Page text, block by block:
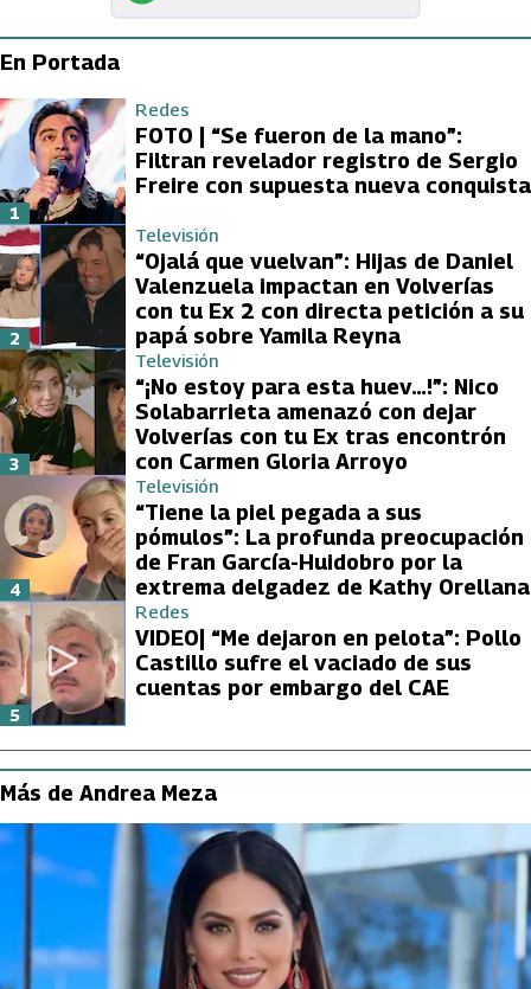
En Portada
Redes
FOTO | “Se fueron de la mano”:
Filtran revelador registro de Sergio
Freire con supuesta nueva conquista
1
Televisión
“Ojalá que vuelvan”: Hijas de Daniel
Valenzuela impactan en Volverías
con tu Ex 2 con directa petición a su
papá sobre Yamila Reyna
2
Televisión
“¡No estoy para esta huev…!”: Nico
Solabarrieta amenazó con dejar
Volverías con tu Ex tras encontrón
con Carmen Gloria Arroyo
3
Televisión
“Tiene la piel pegada a sus
pómulos”: La profunda preocupación
de Fran García-Huidobro por la
extrema delgadez de Kathy Orellana
4
Redes
VIDEO| “Me dejaron en pelota”: Pollo
Castillo sufre el vaciado de sus
cuentas por embargo del CAE
5
Más de Andrea Meza